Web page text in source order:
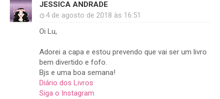
JESSICA ANDRADE
4 de agosto de 2018 às 16:51
Oi Lu,
Adorei a capa e estou prevendo que vai ser um livro
bem divertido e fofo.
Bjs e uma boa semana!
Diário dos Livros
Siga o Instagram